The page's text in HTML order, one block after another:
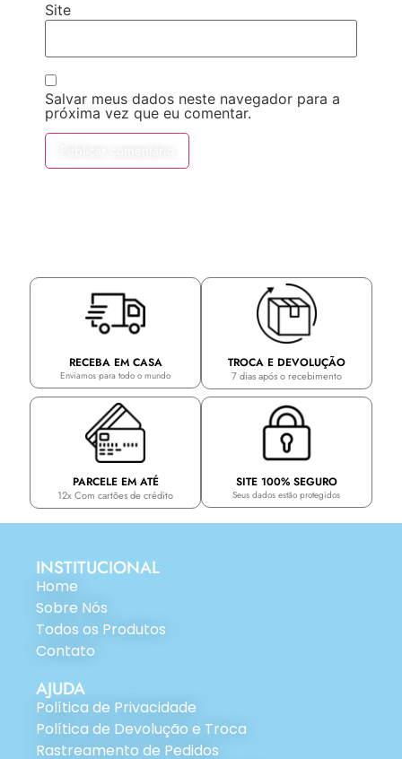
Site
Salvar meus dados neste navegador para a
próxima vez que eu comentar.
RECEBA EM CASA
Enviamos para todo o mundo
TROCA E DEVOLUÇÃO
7 dias após o recebimento
PARCELE EM ATÉ
12x Com cartões de crédito
SITE 100% SEGURO
Seus dados estão protegidos
INSTITUCIONAL
Home
Sobre Nós
Todos os Produtos
Contato
AJUDA
Política de Privacidade
Política de Devolução e Troca
Rastreamento de Pedidos